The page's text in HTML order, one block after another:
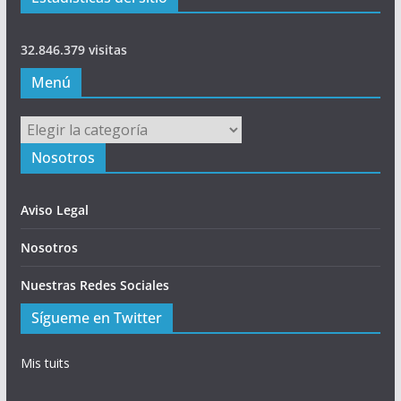
32.846.379 visitas
Menú
Menú
Nosotros
Aviso Legal
Nosotros
Nuestras Redes Sociales
Sígueme en Twitter
Mis tuits